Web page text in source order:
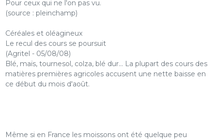
Pour ceux qui ne l'on pas vu.
(source : pleinchamp)
Céréales et oléagineux
Le recul des cours se poursuit
(Agritel - 05/08/08)
Blé, maïs, tournesol, colza, blé dur… La plupart des cours des
matières premières agricoles accusent une nette baisse en
ce début du mois d'août.
Même si en France les moissons ont été quelque peu